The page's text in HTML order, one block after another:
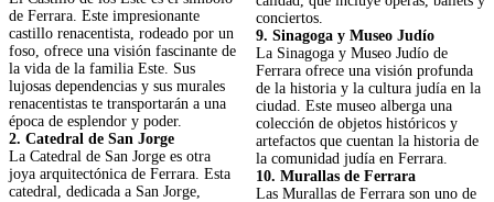
de Ferrara. Este impresionante
castillo renacentista, rodeado por un
foso, ofrece una visión fascinante de
la vida de la familia Este. Sus
lujosas dependencias y sus murales
renacentistas te transportarán a una
época de esplendor y poder.
2. Catedral de San Jorge
La Catedral de San Jorge es otra
joya arquitectónica de Ferrara. Esta
catedral, dedicada a San Jorge,
conciertos.
9. Sinagoga y Museo Judío
La Sinagoga y Museo Judío de
Ferrara ofrece una visión profunda
de la historia y la cultura judía en la
ciudad. Este museo alberga una
colección de objetos históricos y
artefactos que cuentan la historia de
la comunidad judía en Ferrara.
10. Murallas de Ferrara
Las Murallas de Ferrara son uno de